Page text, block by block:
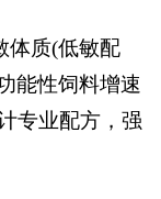
体质(低敏配
能性饲料增速
专业配方，强